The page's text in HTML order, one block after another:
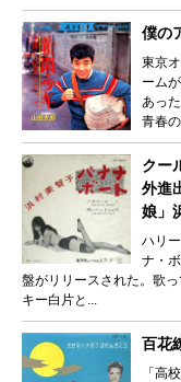
僕の
東京
ーム
あっ
青春
クー
外進
娘」
ハリ
ナ・
盤がリリースされた。歌
キー白片と...
百花
「高